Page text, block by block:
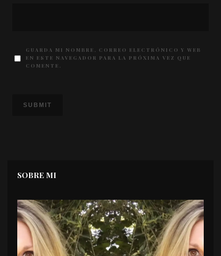
GUARDA MI NOMBRE, CORREO ELECTRÓNICO Y WEB
EN ESTE NAVEGADOR PARA LA PRÓXIMA VEZ QUE
COMENTE.
SOBRE MI